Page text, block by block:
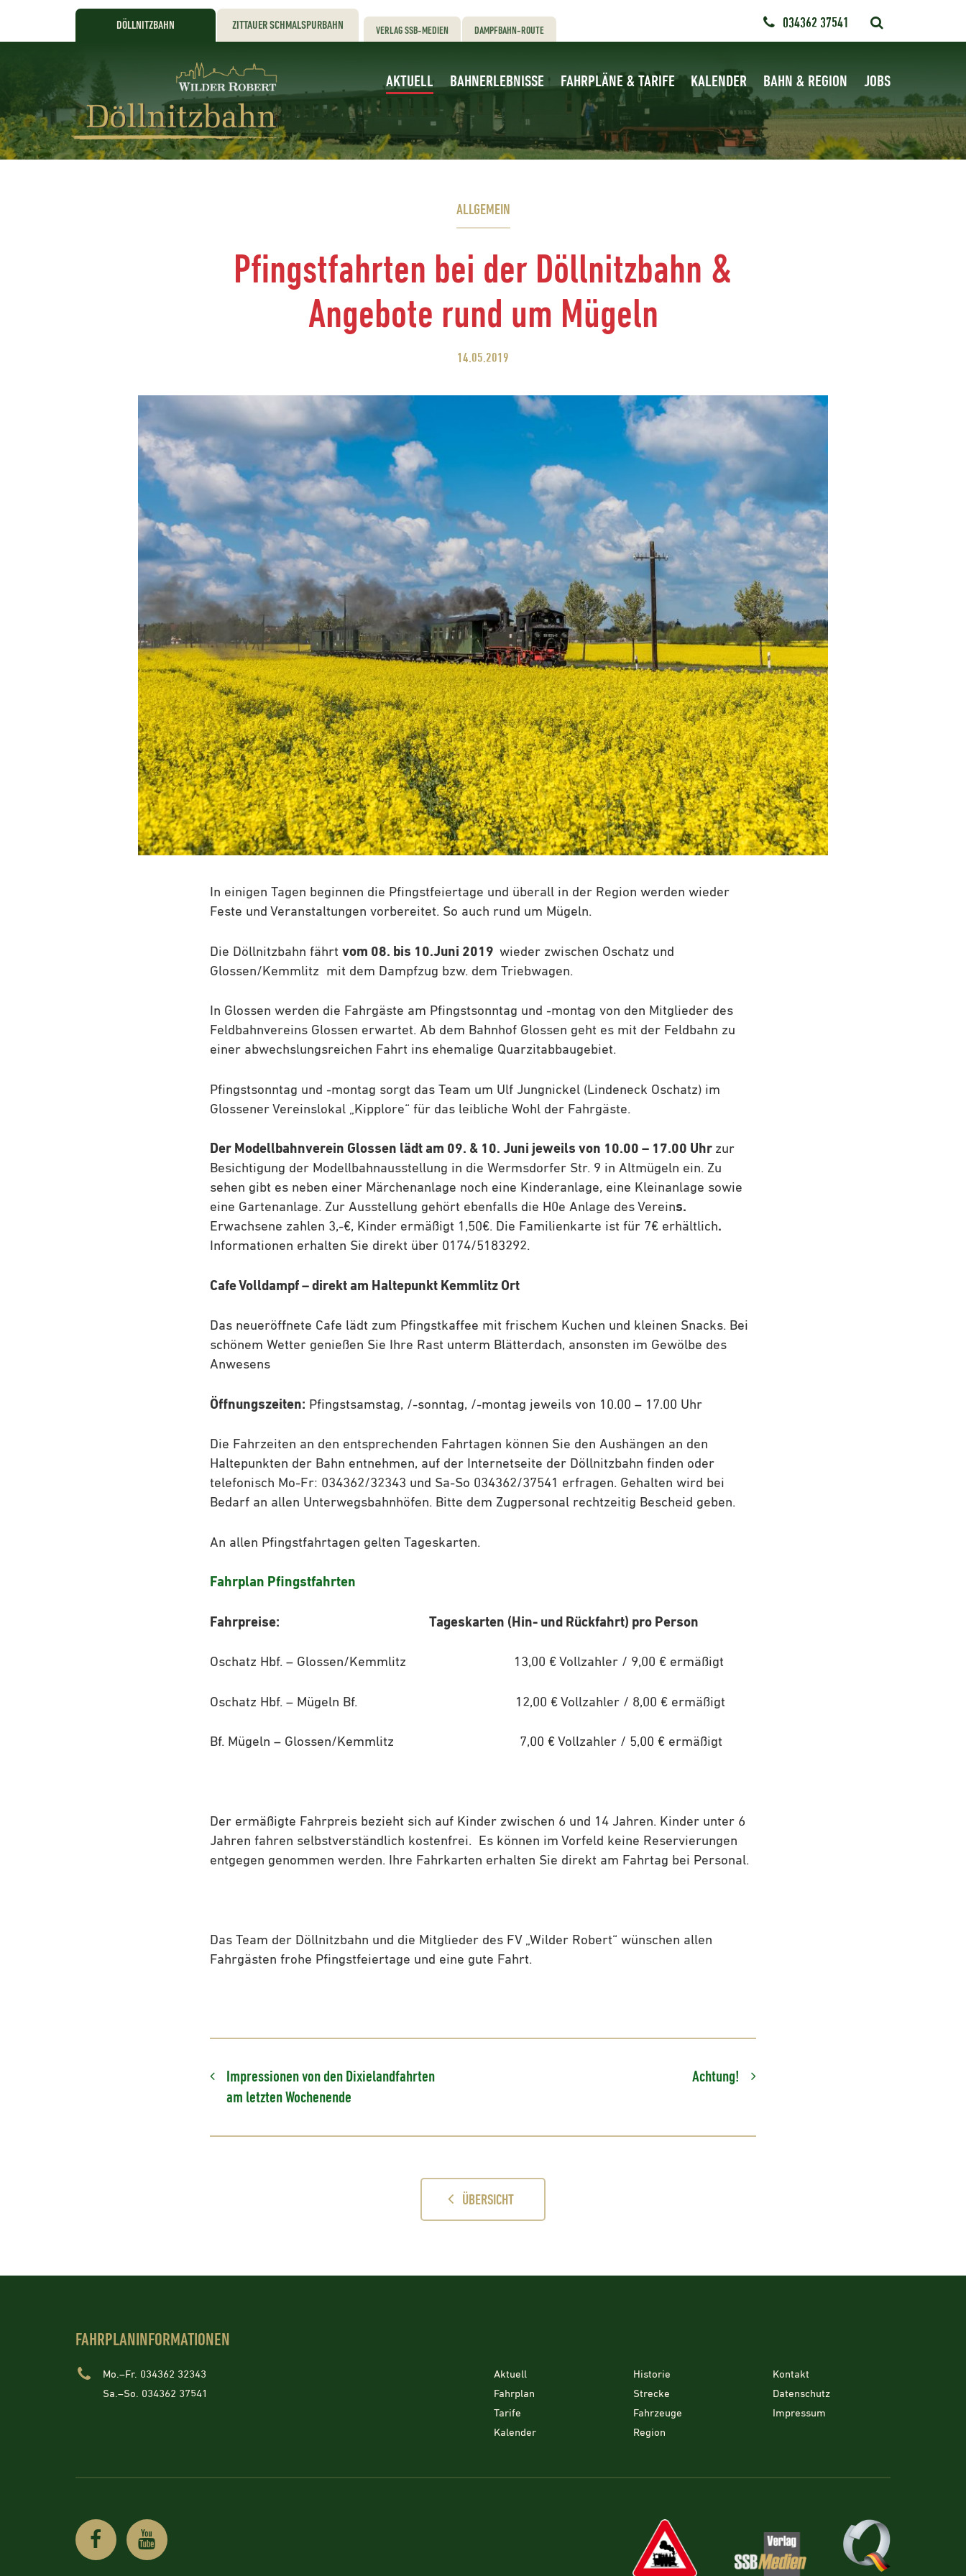
034362 37541
DÖLLNITZBAHN ZITTAUER SCHMALSPURBAHN VERLAG SSB-MEDIEN DAMPFBAHN-ROUTE
AKTUELL BAHNERLEBNISSE FAHRPLÄNE & TARIFE KALENDER BAHN & REGION JOBS
ALLGEMEIN
Pfingstfahrten bei der Döllnitzbahn &
Angebote rund um Mügeln
14.05.2019
In einigen Tagen beginnen die Pfingstfeiertage und überall in der Region werden wieder
Feste und Veranstaltungen vorbereitet. So auch rund um Mügeln.
Die Döllnitzbahn fährt vom 08. bis 10.Juni 2019 wieder zwischen Oschatz und
Glossen/Kemmlitz mit dem Dampfzug bzw. dem Triebwagen.
In Glossen werden die Fahrgäste am Pfingstsonntag und -montag von den Mitglieder des
Feldbahnvereins Glossen erwartet. Ab dem Bahnhof Glossen geht es mit der Feldbahn zu
einer abwechslungsreichen Fahrt ins ehemalige Quarzitabbaugebiet.
Pfingstsonntag und -montag sorgt das Team um Ulf Jungnickel (Lindeneck Oschatz) im
Glossener Vereinslokal „Kipplore“ für das leibliche Wohl der Fahrgäste.
Der Modellbahnverein Glossen lädt am 09. & 10. Juni jeweils von 10.00 – 17.00 Uhr zur
Besichtigung der Modellbahnausstellung in die Wermsdorfer Str. 9 in Altmügeln ein. Zu
sehen gibt es neben einer Märchenanlage noch eine Kinderanlage, eine Kleinanlage sowie
eine Gartenanlage. Zur Ausstellung gehört ebenfalls die H0e Anlage des Vereins.
Erwachsene zahlen 3,-€, Kinder ermäßigt 1,50€. Die Familienkarte ist für 7€ erhältlich.
Informationen erhalten Sie direkt über 0174/5183292.
Cafe Volldampf – direkt am Haltepunkt Kemmlitz Ort
Das neueröffnete Cafe lädt zum Pfingstkaffee mit frischem Kuchen und kleinen Snacks. Bei
schönem Wetter genießen Sie Ihre Rast unterm Blätterdach, ansonsten im Gewölbe des
Anwesens
Öffnungszeiten: Pfingstsamstag, /-sonntag, /-montag jeweils von 10.00 – 17.00 Uhr
Die Fahrzeiten an den entsprechenden Fahrtagen können Sie den Aushängen an den
Haltepunkten der Bahn entnehmen, auf der Internetseite der Döllnitzbahn finden oder
telefonisch Mo-Fr: 034362/32343 und Sa-So 034362/37541 erfragen. Gehalten wird bei
Bedarf an allen Unterwegsbahnhöfen. Bitte dem Zugpersonal rechtzeitig Bescheid geben.
An allen Pfingstfahrtagen gelten Tageskarten.
Fahrplan Pfingstfahrten
Fahrpreise: Tageskarten (Hin- und Rückfahrt) pro Person
Oschatz Hbf. – Glossen/Kemmlitz 13,00 € Vollzahler / 9,00 € ermäßigt
Oschatz Hbf. – Mügeln Bf. 12,00 € Vollzahler / 8,00 € ermäßigt
Bf. Mügeln – Glossen/Kemmlitz 7,00 € Vollzahler / 5,00 € ermäßigt
Der ermäßigte Fahrpreis bezieht sich auf Kinder zwischen 6 und 14 Jahren. Kinder unter 6
Jahren fahren selbstverständlich kostenfrei. Es können im Vorfeld keine Reservierungen
entgegen genommen werden. Ihre Fahrkarten erhalten Sie direkt am Fahrtag bei Personal.
Das Team der Döllnitzbahn und die Mitglieder des FV „Wilder Robert“ wünschen allen
Fahrgästen frohe Pfingstfeiertage und eine gute Fahrt.
Impressionen von den Dixielandfahrten
am letzten Wochenende
Achtung!
ÜBERSICHT
FAHRPLANINFORMATIONEN
Mo.–Fr. 034362 32343
Sa.–So. 034362 37541
Aktuell
Fahrplan
Tarife
Kalender
Historie
Strecke
Fahrzeuge
Region
Kontakt
Datenschutz
Impressum